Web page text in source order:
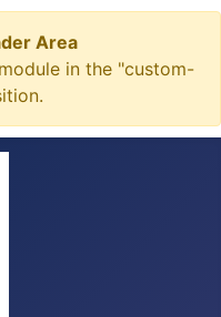
Area
in the "custom-